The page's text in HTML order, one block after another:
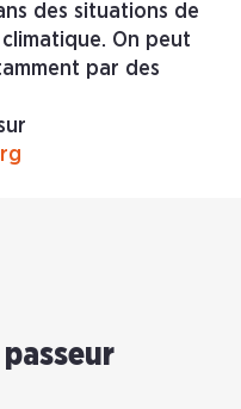
des situations de
On peut
par des